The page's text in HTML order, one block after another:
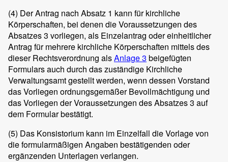
(4) Der Antrag nach Absatz 1 kann für kirchliche
Körperschaften, bei denen die Voraussetzungen des
Absatzes 3 vorliegen, als Einzelantrag oder einheitlicher
Antrag für mehrere kirchliche Körperschaften mittels des
dieser Rechtsverordnung alsAnlage 3 beigefügten
Formulars auch durch das zuständige Kirchliche
Verwaltungsamt gestellt werden, wenn dessen Vorstand
das Vorliegen ordnungsgemäßer Bevollmächtigung und
das Vorliegen der Voraussetzungen des Absatzes 3 auf
dem Formular bestätigt.
(5) Das Konsistorium kann im Einzelfall die Vorlage von
die formularmäßigen Angaben bestätigenden oder
ergänzenden Unterlagen verlangen.